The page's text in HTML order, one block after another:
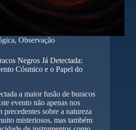
, Observação
Negros Já Detectada:
Cósmico e o Papel do
a maior fusão de buracos
evento não apenas nos
precedentes sobre a natureza
misteriosos, mas também